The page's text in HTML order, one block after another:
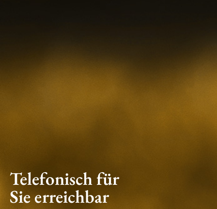
Telefonisch für
Sie erreichbar